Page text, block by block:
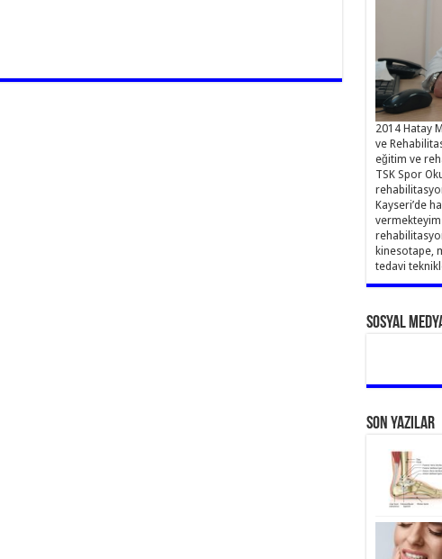
2014 Hatay
ve
eğitim ve
TSK Spor
Kayseri’de
kinesotape,
tedavi
Sosyal
Son Yazılar